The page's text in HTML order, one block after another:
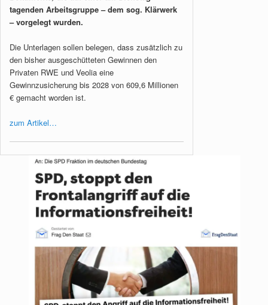
tagenden Arbeitsgruppe – dem sog. Klärwerk
– vorgelegt wurden.
Die Unterlagen sollen belegen, dass zusätzlich zu
den bisher ausgeschütteten Gewinnen den
Privaten RWE und Veolia eine
Gewinnzusicherung bis 2028 von 609,6 Millionen
€ gemacht worden ist.
zum Artikel…